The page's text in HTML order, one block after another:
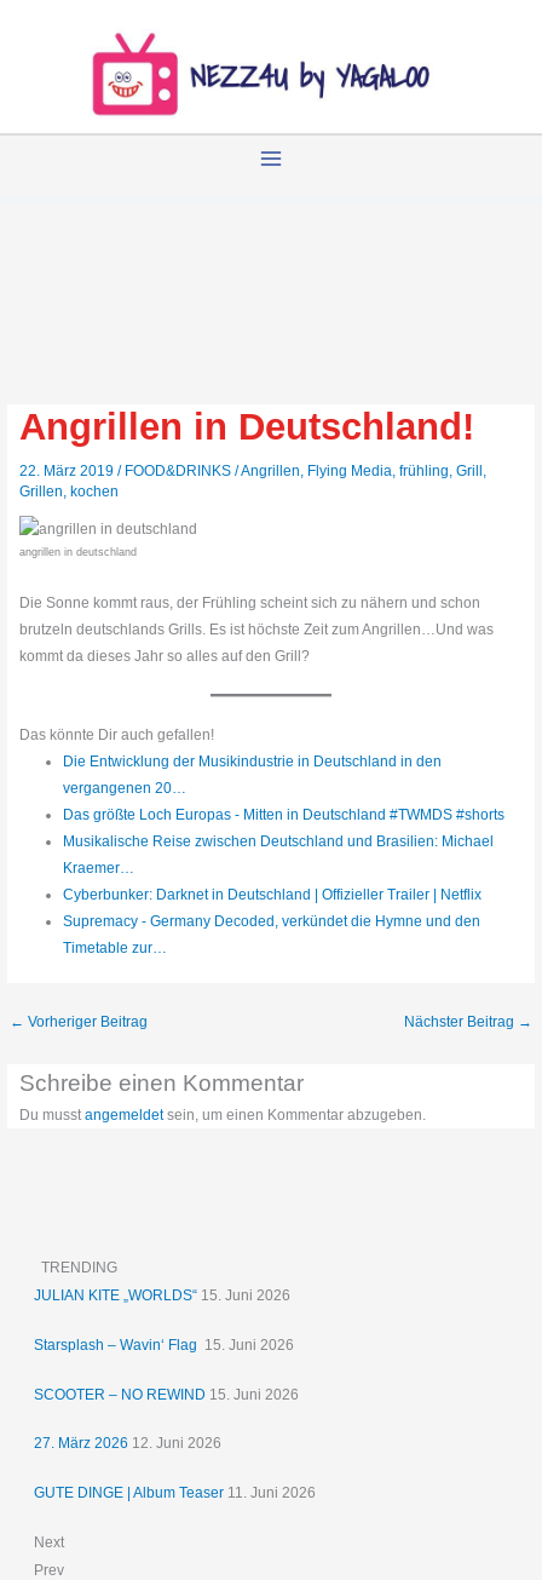
Angrillen in Deutschland!
22. März 2019/ FOOD&DRINKS /Angrillen Flying Media ,frühling ,Grill
Grillen ,kochen
angrillen in deutschland
Die Sonne kommt raus, der Frühling scheint sich zu nähern und schon
brutzeln deutschlands Grills. Es ist höchste Zeit zum Angrillen…Und was
kommt da dieses Jahr so alles auf den Grill?
Das könnte Dir auch gefallen!
Die Entwicklung der Musikindustrie in Deutschland in den
vergangenen 20…
Das größte Loch Europas - Mitten in Deutschland #TWMDS #shorts
Musikalische Reise zwischen Deutschland und Brasilien: Michael
Kraemer…
Cyberbunker: Darknet in Deutschland | Offizieller Trailer | Netflix
Supremacy - Germany Decoded, verkündet die Hymne und den
Timetable zur…
← Vorheriger Beitrag Nächster Beitrag →
Schreibe einen Kommentar
Du musstangemeldetsein, um einen Kommentar abzugeben.
TRENDING
JULIAN KITE „WORLDS“ 15. Juni 2026
Starsplash – Wavin‘ Flag 15. Juni 2026
SCOOTER – NO REWIND 15. Juni 2026
27. März 2026 12. Juni 2026
GUTE DINGE | Album Teaser 11. Juni 2026
Next
Prev